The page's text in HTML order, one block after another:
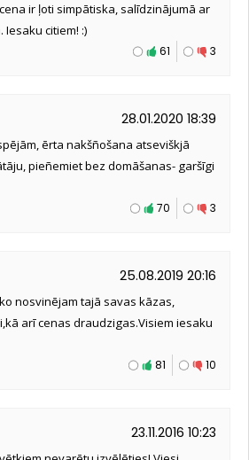
ir ļoti simpātiska, salīdzinājumā ar
citiem! :)
3
61
28.01.2020 18:39
ērta nakšñošana atseviškjā
pieñemiet bez domāšanas- garšīgi
3
70
25.08.2019 20:16
nosvinējam tajā savas kāzas,
arī cenas draudzigas.Visiem iesaku
10
81
23.11.2016 10:23